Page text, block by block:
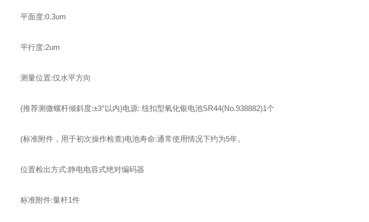
平面度:0.3um
平行度:2um
测量位置:仅水平方向
(推荐测微螺杆倾斜度:±3°以内)电源: 纽扣型氧化银电池SR44(No.938882)1个
(标准附件，用于初次操作检查)电池寿命:通常使用情况下约为5年。
位置检出方式:静电电容式绝对编码器
标准附件:量杆1件